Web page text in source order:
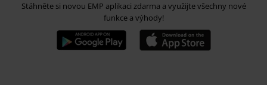
Stáhněte si novou EMP aplikaci zdarma a využijte všechny nové
funkce a výhody!